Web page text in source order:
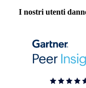
I nostri utenti